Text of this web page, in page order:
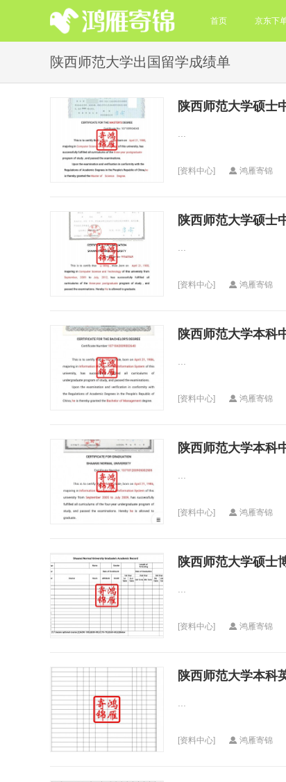
首页 京东下
陕西师范大学出国留学成绩单
陕西师范大学硕士
[资料中心] 鸿雁寄锦
陕西师范大学硕士
[资料中心] 鸿雁寄锦
陕西师范大学本科
[资料中心] 鸿雁寄锦
陕西师范大学本科
[资料中心] 鸿雁寄锦
陕西师范大学硕士
[资料中心] 鸿雁寄锦
陕西师范大学本科
[资料中心] 鸿雁寄锦